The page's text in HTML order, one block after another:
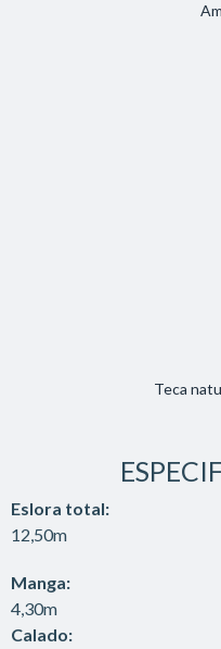
Teca
Eslora total:
12,50m
Manga:
4,30m
Calado: